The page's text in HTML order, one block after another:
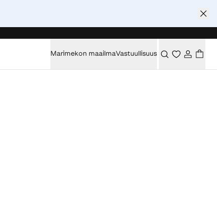
Marimekon maailmaVastuullisuus